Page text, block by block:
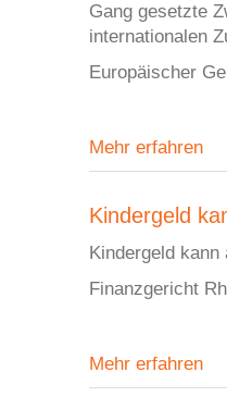
Gang gesetzte
internationalen
Europäischer
Mehr erfahren
Kindergeld
Kindergeld
Finanzgericht
Mehr erfahren